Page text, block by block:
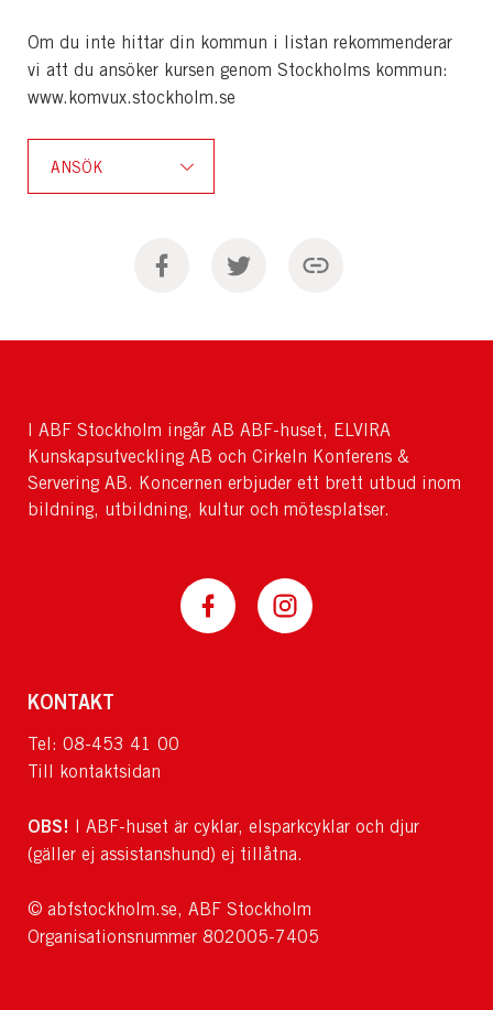
Om du inte hittar din kommun i listan rekommenderar
vi att du ansöker kursen genom Stockholms kommun:
www.komvux.stockholm.se
ANSÖK
I ABF Stockholm ingår AB ABF-huset, ELVIRA
Kunskapsutveckling AB och Cirkeln Konferens &
Servering AB. Koncernen erbjuder ett brett utbud inom
bildning, utbildning, kultur och mötesplatser.
KONTAKT
Tel: 08-453 41 00
Till kontaktsidan
OBS! I ABF-huset är cyklar, elsparkcyklar och djur
(gäller ej assistanshund) ej tillåtna.
© abfstockholm.se, ABF Stockholm
Organisationsnummer 802005-7405